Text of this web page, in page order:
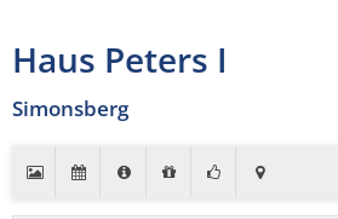
Haus Peters I
Simonsberg